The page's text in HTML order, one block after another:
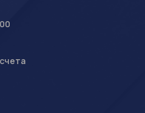
смету для расчета